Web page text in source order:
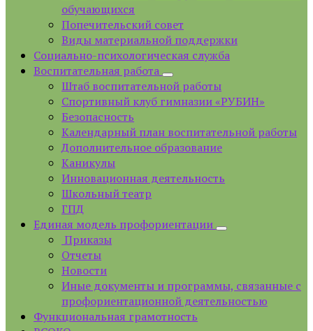
обучающихся
Попечительский совет
Виды материальной поддержки
Социально-психологическая служба
Воспитательная работа
Штаб воспитательной работы
Спортивный клуб гимназии «РУБИН»
Безопасность
Календарный план воспитательной работы
Дополнительное образование
Каникулы
Инновационная деятельность
Школьный театр
ГПД
Единая модель профориентации
Приказы
Отчеты
Новости
Иные документы и программы, связанные с
профориентационной деятельностью
Функциональная грамотность